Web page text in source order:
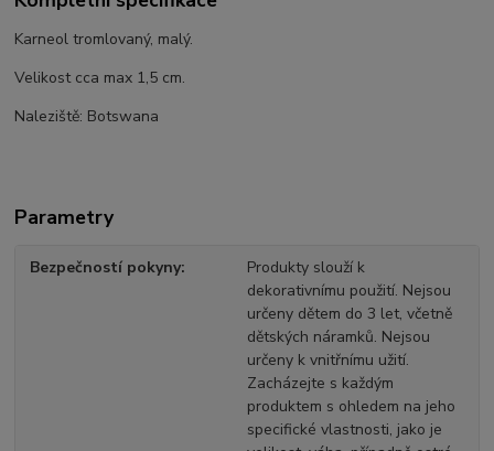
Karneol tromlovaný, malý.
Velikost cca max 1,5 cm.
Naleziště: Botswana
Parametry
Bezpečností pokyny
Produkty slouží k
dekorativnímu použití. Nejsou
určeny dětem do 3 let, včetně
dětských náramků. Nejsou
určeny k vnitřnímu užití.
Zacházejte s každým
produktem s ohledem na jeho
specifické vlastnosti, jako je